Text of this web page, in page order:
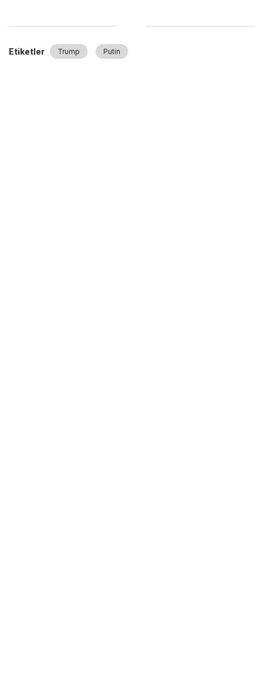
Etiketler Trump Putin